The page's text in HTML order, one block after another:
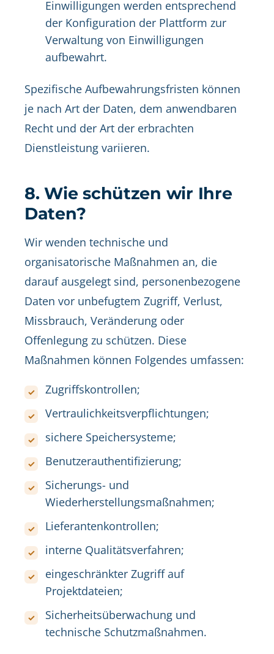
Einwilligungen werden entsprechend
der Konfiguration der Plattform zur
Verwaltung von Einwilligungen
aufbewahrt.
Spezifische Aufbewahrungsfristen können
je nach Art der Daten, dem anwendbaren
Recht und der Art der erbrachten
Dienstleistung variieren.
8. Wie schützen wir Ihre
Daten?
Wir wenden technische und
organisatorische Maßnahmen an, die
darauf ausgelegt sind, personenbezogene
Daten vor unbefugtem Zugriff, Verlust,
Missbrauch, Veränderung oder
Offenlegung zu schützen. Diese
Maßnahmen können Folgendes umfassen:
Zugriffskontrollen;
Vertraulichkeitsverpflichtungen;
sichere Speichersysteme;
Benutzerauthentifizierung;
Sicherungs- und
Wiederherstellungsmaßnahmen;
Lieferantenkontrollen;
interne Qualitätsverfahren;
eingeschränkter Zugriff auf
Projektdateien;
Sicherheitsüberwachung und
technische Schutzmaßnahmen.